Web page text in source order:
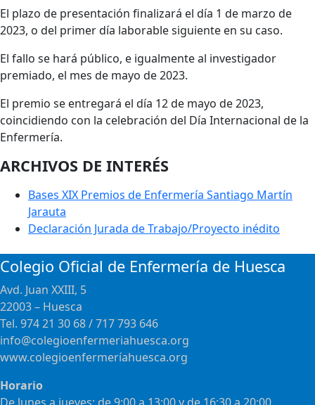
El plazo de presentación finalizará el día 1 de marzo de
2023, o del primer día laborable siguiente en su caso.
El fallo se hará público, e igualmente al investigador
premiado, el mes de mayo de 2023.
El premio se entregará el día 12 de mayo de 2023,
coincidiendo con la celebración del Día Internacional de la
Enfermería.
ARCHIVOS DE INTERÉS
Bases XIX Premios de Enfermería Santiago Martín
Jarauta
Declaración Jurada de Trabajo/Proyecto inédito
Colegio Oficial de Enfermería de Huesca
Avd. Juan XXIII, 5
22003 – Huesca
Tel. 974 21 30 68 / 717 793 646
info@colegioenfermeriahuesca.org
www.colegioenfermeríahuesca.org
Horario